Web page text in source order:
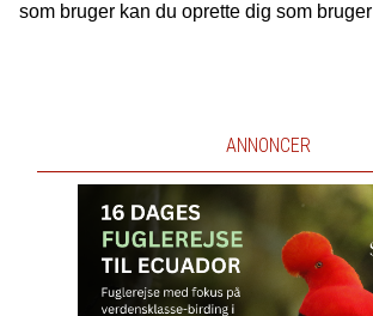
som bruger kan du oprette dig som bruger
ANNONCER